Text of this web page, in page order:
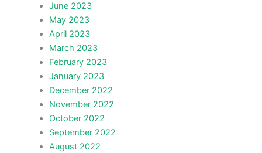
June 2023
May 2023
April 2023
March 2023
February 2023
January 2023
December 2022
November 2022
October 2022
September 2022
August 2022